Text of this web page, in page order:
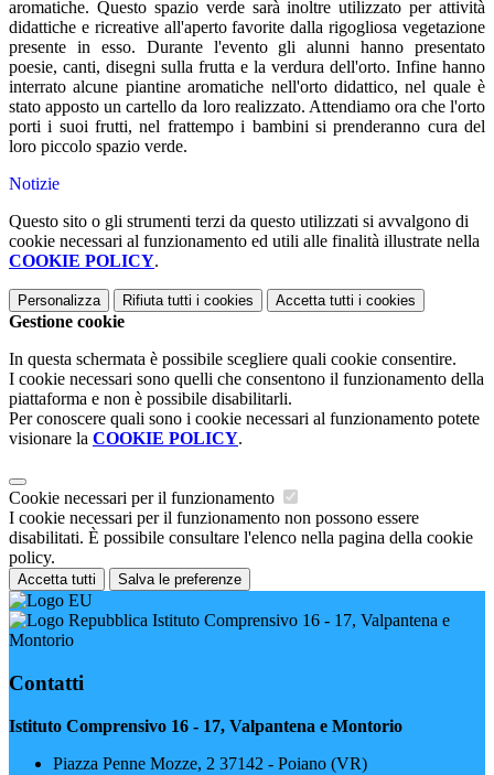
aromatiche. Questo spazio verde sarà inoltre utilizzato per attività
didattiche e ricreative all'aperto favorite dalla rigogliosa vegetazione
presente in esso. Durante l'evento gli alunni hanno presentato
poesie, canti, disegni sulla frutta e la verdura dell'orto. Infine hanno
interrato alcune piantine aromatiche nell'orto didattico, nel quale è
stato apposto un cartello da loro realizzato. Attendiamo ora che l'orto
porti i suoi frutti, nel frattempo i bambini si prenderanno cura del
loro piccolo spazio verde.
Notizie
Questo sito o gli strumenti terzi da questo utilizzati si avvalgono di
cookie necessari al funzionamento ed utili alle finalità illustrate nella
COOKIE POLICY.
Personalizza Rifiuta tutti i cookies Accetta tutti i cookies
Gestione cookie
In questa schermata è possibile scegliere quali cookie consentire.
I cookie necessari sono quelli che consentono il funzionamento della
piattaforma e non è possibile disabilitarli.
Per conoscere quali sono i cookie necessari al funzionamento potete
visionare la COOKIE POLICY.
Cookie necessari per il funzionamento
I cookie necessari per il funzionamento non possono essere
disabilitati. È possibile consultare l'elenco nella pagina della cookie
policy.
Accetta tutti Salva le preferenze
Istituto Comprensivo 16 - 17, Valpantena e
Montorio
Contatti
Istituto Comprensivo 16 - 17, Valpantena e Montorio
Piazza Penne Mozze, 2 37142 - Poiano (VR)